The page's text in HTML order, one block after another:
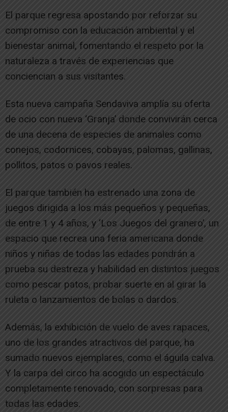
El parque regresa apostando por reforzar su
compromiso con la educación ambiental y el
bienestar animal, fomentando el respeto por la
naturaleza a través de experiencias que
conciencian a sus visitantes.
Esta nueva campaña Sendaviva amplía su oferta
de ocio con nueva ‘Granja’ donde convivirán cerca
de una decena de especies de animales como
conejos, codornices, cobayas, palomas, gallinas,
pollitos, patos o pavos reales.
El parque también ha estrenado una zona de
juegos dirigida a los más pequeños y pequeñas,
de entre 1 y 4 años, y ‘Los Juegos del granero’, un
espacio que recrea una feria americana donde
niños y niñas de todas las edades pondrán a
prueba su destreza y habilidad en distintos juegos
como pescar patos, probar suerte en al girar la
ruleta o lanzamientos de bolas o dardos.
Además, la exhibición de vuelo de aves rapaces,
uno de los grandes atractivos del parque, ha
sumado nuevos ejemplares, como el águila calva.
Y la carpa del circo ha acogido un espectáculo
completamente renovado, con sorpresas para
todas las edades.